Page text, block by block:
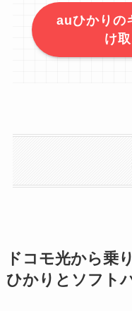
auひかりの
け
ドコモ光から乗
ひかりとソフト